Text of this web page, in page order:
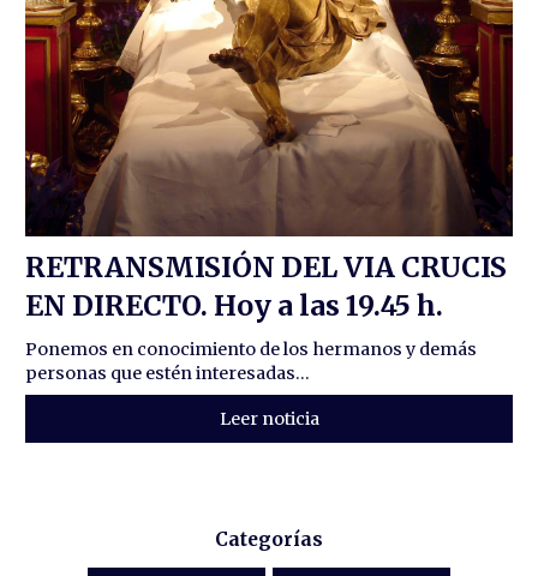
RETRANSMISIÓN DEL VIA CRUCIS
EN DIRECTO. Hoy a las 19.45 h.
Ponemos en conocimiento de los hermanos y demás
personas que estén interesadas...
Leer noticia
Categorías